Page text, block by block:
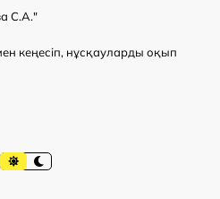
С.А."
кеңесіп, нұсқауларды оқып